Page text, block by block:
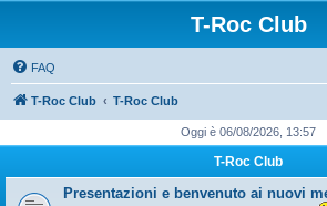
T-Roc Club
FAQ
T-Roc Club T-Roc Club
Oggi è 06/08/2026, 13:57
T-Roc Club
Presentazioni e benvenuto ai nuovi